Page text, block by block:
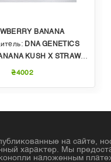
BANANA
DNA GENETICS
KUSH X STRAWBERRY PHENO OF BUBBLE GUM
₴4002
на сайте,
характер. Мы
наложенным